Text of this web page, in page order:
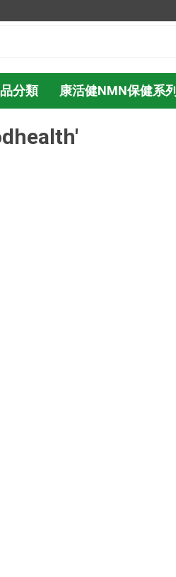
分類 康活健NMN保健系列